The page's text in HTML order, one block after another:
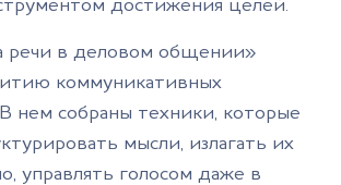
достижения целей.
речи в деловом общении»
коммуникативных
нем собраны техники, которые
мысли, излагать их
управлять голосом даже в